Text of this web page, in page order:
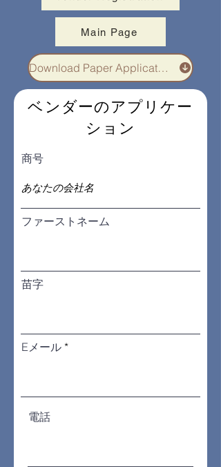
Main Page
Download Paper Application
ベンダーのアプリケー
ション
商号
ファーストネーム
苗字
Eメール
電話